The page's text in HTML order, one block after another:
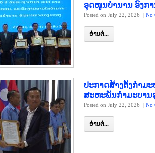
ອຸດໜູນບຳນານ ອົງກ
Posted on July 22, 2026 | No
ອ່ານຕໍ່...
ປະກາດສ້າງຕັ້ງກຳມ
ສະຫະພັນກຳມະບານ
Posted on July 22, 2026 | No
ອ່ານຕໍ່...